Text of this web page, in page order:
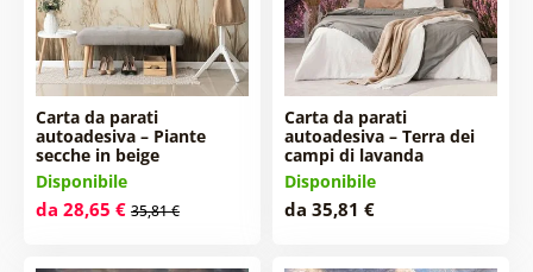
Carta da parati
autoadesiva – Piante
secche in beige
Disponibile
da 28,65 € 35,81 €
Carta da parati
autoadesiva – Terra dei
campi di lavanda
Disponibile
da 35,81 €